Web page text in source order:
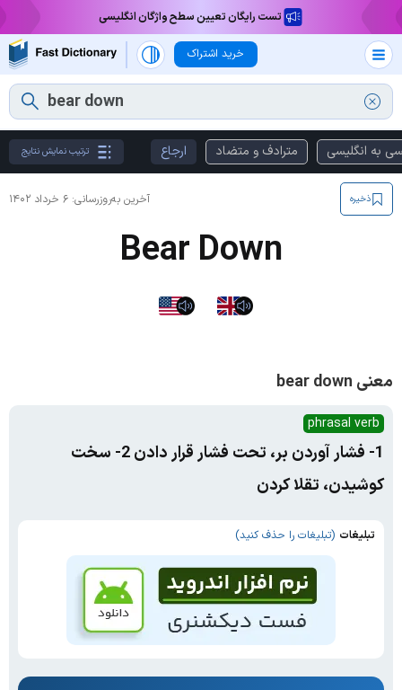
تست رایگان تعیین سطح واژگان انگلیسی
خرید اشتراک
به انگلیسی مترادف و متضاد ارجاع ترتیب نمایش نتایج
آخرین به‌روزرسانی: ۶ خرداد ۱۴۰۲ ذخیره
Bear Down
معنی bear down
phrasal verb
1- فشار آوردن بر، تحت فشار قرار دادن 2- سخت
کوشیدن، تقلا کردن
تبلیغات (تبلیغات را حذف کنید)